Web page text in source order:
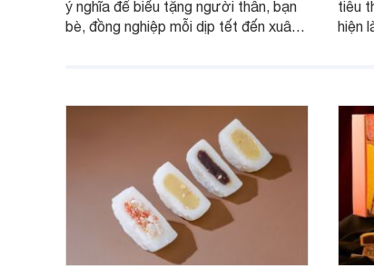
ý nghĩa để biếu tặng người thân, bạn
bè, đồng nghiệp mỗi dịp tết đến xuân
trúng thưởng của bia Hà Nội thì dưới
đây là các thông tin hữu ích cho bạn.
tiêu
hiện
Tết